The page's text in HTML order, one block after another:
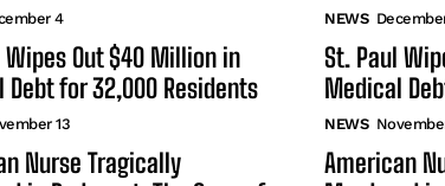
4
Wipes Out $40 Million in
Debt for 32,000 Residents
13
Nurse Tragically
NEWS
St. Paul
Medical
NEWS
American